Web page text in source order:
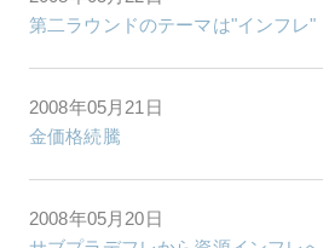
第二ラウンドのテーマは"インフレ"
2008年05月21日
金価格続騰
2008年05月20日